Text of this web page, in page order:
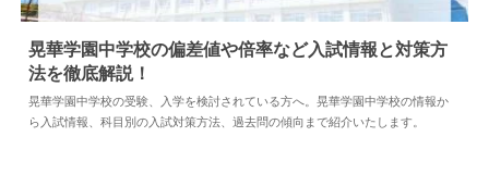
中学情報 2024.04.02
晃華学園中学校の偏差値や倍率など入試情報と対策方
法を徹底解説！
晃華学園中学校の受験、入学を検討されている方へ。晃華学園中学校の情報か
ら入試情報、科目別の入試対策方法、過去問の傾向まで紹介いたします。